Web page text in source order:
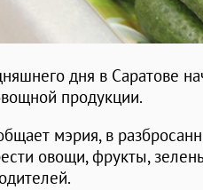
дня в Саратове
продукции.
мэрия, в
овощи, фрукты,